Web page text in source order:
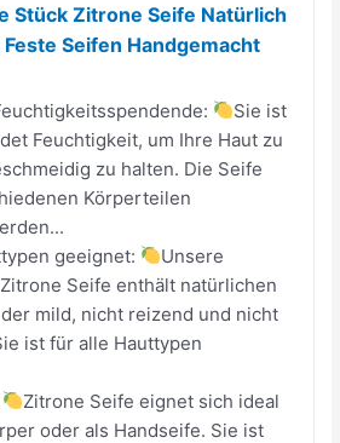
Stück Zitrone Seife Natürlich
Seifen Handgemacht
Sie ist
Feuchtigkeit, um Ihre Haut zu
zu halten. Die Seife
Körperteilen
geeignet:
Unsere
Seife enthält natürlichen
mild, nicht reizend und nicht
ist für alle Hauttypen
Zitrone Seife eignet sich ideal
oder als Handseife. Sie ist